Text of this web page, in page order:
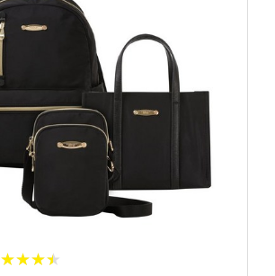
★★★★
★★★★